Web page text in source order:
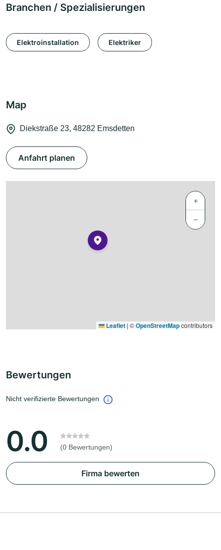
Branchen / Spezialisierungen
Elektroinstallation Elektriker
Map
Diekstraße 23, 48282 Emsdetten
Anfahrt planen
+
−
Leaflet | ©OpenStreetMapcontributors
Bewertungen
Nicht verifizierte Bewertungen
0.0 (0 Bewertungen)
Firma bewerten